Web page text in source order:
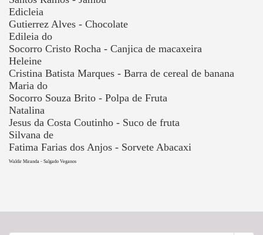
Edicleia
Gutierrez Alves - Chocolate
Edileia do
Socorro Cristo Rocha - Canjica de macaxeira
Heleine
Cristina Batista Marques - Barra de cereal de banana
Maria do
Socorro Souza Brito - Polpa de Fruta
Natalina
Jesus da Costa Coutinho - Suco de fruta
Silvana de
Fatima Farias dos Anjos - Sorvete Abacaxi
Waldir Miranda - Salgado Veganos